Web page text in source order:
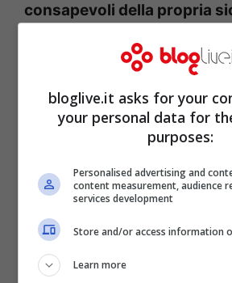
consapevoli della propria
I funzionari della chiesa
bloglive.it asks for your
your personal data for
purposes:
Personalised advertising and
content measurement, audience
services development
Store and/or access information
Learn more